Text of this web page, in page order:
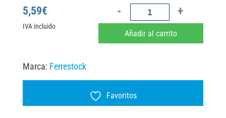
5,59€
IVA incluido
CINTA
ANTIDESLIZANTE
25MMX5M
Añadir al carrito
Marca: Ferrestock
Favoritos